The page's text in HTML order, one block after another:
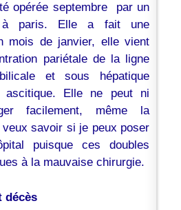
opérée septembre par un
à paris. Elle a fait une
mois de janvier, elle vient
pariétale de la ligne
et sous hépatique
ascitique. Elle ne peut ni
facilement, même la
savoir si je peux poser
puisque ces doubles
à la mauvaise chirurgie.
décès